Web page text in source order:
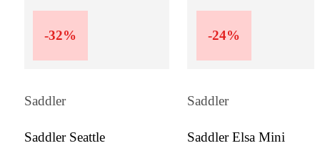
-32%
Saddler
Saddler Seattle
-24%
Saddler
Saddler Elsa Mini